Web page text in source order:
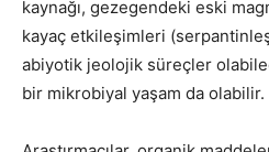
kaynağı, gezegendeki eski
kayaç etkileşimleri
abiyotik jeolojik süreçler
bir mikrobiyal yaşam da olabilir.